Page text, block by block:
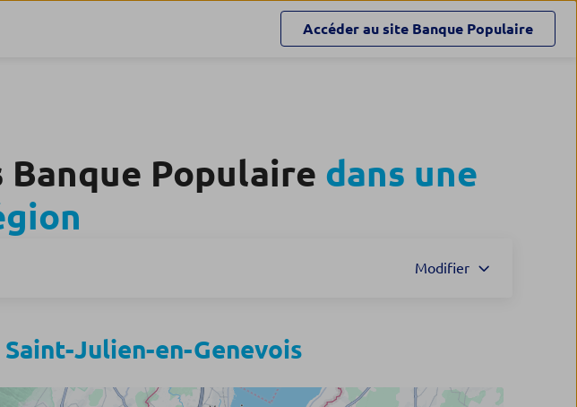
Accéder au site Banque Populaire
Banque Populaire dans une
Modifier
Saint-Julien-en-Genevois